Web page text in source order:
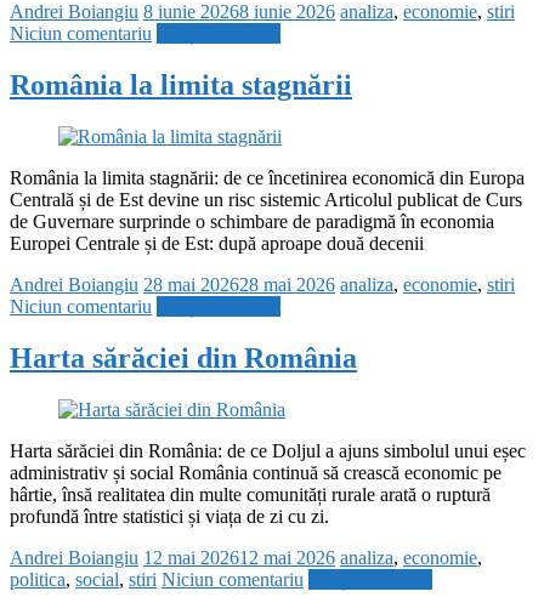
Andrei Boiangiu 8 iunie 20268 iunie 2026 analiza, economie, stiri
Niciun comentariu
România la limita stagnării
România la limita stagnării: de ce încetinirea economică din Europa
Centrală și de Est devine un risc sistemic Articolul publicat de Curs
de Guvernare surprinde o schimbare de paradigmă în economia
Europei Centrale și de Est: după aproape două decenii
Andrei Boiangiu 28 mai 202628 mai 2026 analiza, economie, stiri
Niciun comentariu
Harta sărăciei din România
Harta sărăciei din România: de ce Doljul a ajuns simbolul unui eșec
administrativ și social România continuă să crească economic pe
hârtie, însă realitatea din multe comunități rurale arată o ruptură
profundă între statistici și viața de zi cu zi.
Andrei Boiangiu 12 mai 202612 mai 2026 analiza, economie,
politica, social, stiri Niciun comentariu